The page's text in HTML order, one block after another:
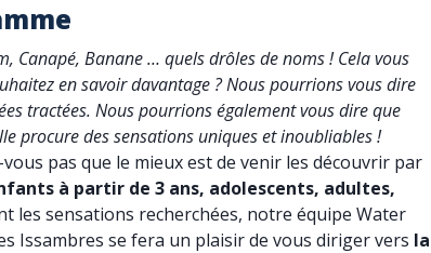
Canapé, Banane … quels drôles de noms ! Cela vous
en savoir davantage ? Nous pourrions vous dire
tractées. Nous pourrions également vous dire que
procure des sensations uniques et inoubliables !
pas que le mieux est de venir les découvrir par
à partir de 3 ans, adolescents, adultes,
les sensations recherchées, notre équipe Water
Issambres se fera un plaisir de vous diriger vers la